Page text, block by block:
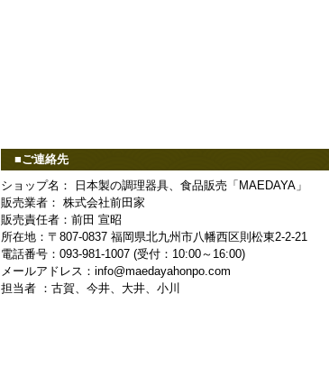
■ご連絡先
ショップ名： 日本製の調理器具、食品販売「MAEDAYA」
販売業者： 株式会社前田家
販売責任者：前田 宣昭
所在地：〒807-0837 福岡県北九州市八幡西区則松東2-2-21
電話番号：093-981-1007 (受付：10:00～16:00)
メールアドレス：info@maedayahonpo.com
担当者 ：古賀、今井、大井、小川